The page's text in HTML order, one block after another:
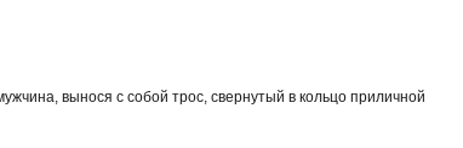
вынося с собой трос, свернутый в кольцо приличной